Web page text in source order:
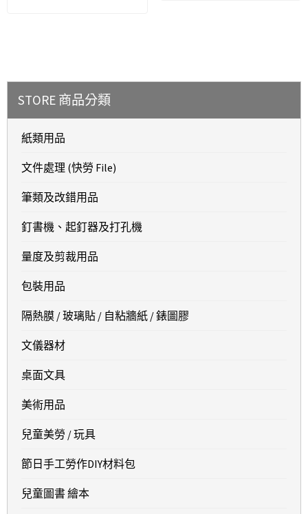
STORE 商品分類
紙類用品
文件處理 (快勞 File)
筆類及改錯用品
釘書機、起釘器及打孔機
量度及剪裁用品
包裝用品
隔熱膜 / 玻璃貼 / 自粘牆紙 / 錶圖膠
文儀器材
桌面文具
美術用品
兒童美勞 / 玩具
節日手工勞作DIY材料包
兒童圖書 繪本